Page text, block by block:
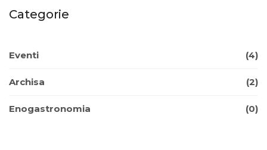
Categorie
Eventi (4)
Archisa (2)
Enogastronomia (0)